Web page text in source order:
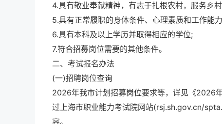
4.具有敬业奉献精神，有志于扎根农村，服务乡
5.具有正常履职的身体条件、心理素质和工作能
6.具有本科及以上学历并取得相应的学位;
7.符合招募岗位需要的其他条件。
二、考试报名办法
(一)招聘岗位查询
2026年我市计划招募岗位要求等，详见《2026
过上海市职业能力考试院网站(rsj.sh.gov.cn/
容。